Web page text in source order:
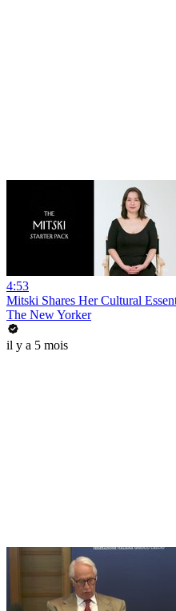
4:53
Mitski Shares Her Cultural
The New Yorker
il y a 5 mois